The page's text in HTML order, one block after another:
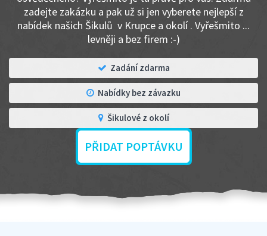
zadejte zakázku a pak už si jen vyberete nejlepší z
nabídek našich Šikulů v Krupce a okolí . Vyřešmito ...
levněji a bez firem :-)
Zadání zdarma
Nabídky bez závazku
Šikulové z okolí
PŘIDAT POPTÁVKU